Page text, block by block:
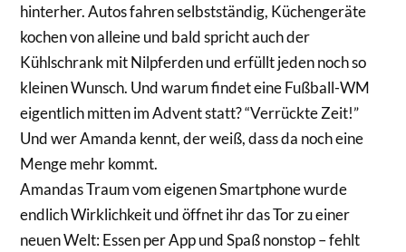
hinterher. Autos fahren selbstständig, Küchengeräte
kochen von alleine und bald spricht auch der
Kühlschrank mit Nilpferden und erfüllt jeden noch so
kleinen Wunsch. Und warum findet eine Fußball-WM
eigentlich mitten im Advent statt? “Verrückte Zeit!”
Und wer Amanda kennt, der weiß, dass da noch eine
Menge mehr kommt.
Amandas Traum vom eigenen Smartphone wurde
endlich Wirklichkeit und öffnet ihr das Tor zu einer
neuen Welt: Essen per App und Spaß nonstop – fehlt